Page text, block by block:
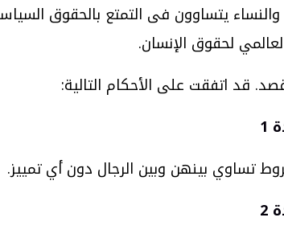
يتساوون فى التمتع بالحقوق
لحقوق الإنسان.
قد اتفقت على الأحكام التالية:
1
تساوي بينهن وبين الرجال دون أي تمييز.
2